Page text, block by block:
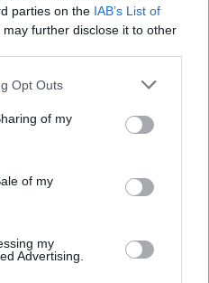
parties on the IAB’s List of
may further disclose it to other
uses one or more Google
behaviour. You may click to
and its third-party tags to
purposes in below Google
Opt Outs
of my
of my
my
Advertising.
nagyon nem akarták a
megyei szinten